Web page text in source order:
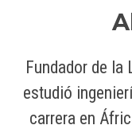
Fundador de
estudió
carrera en